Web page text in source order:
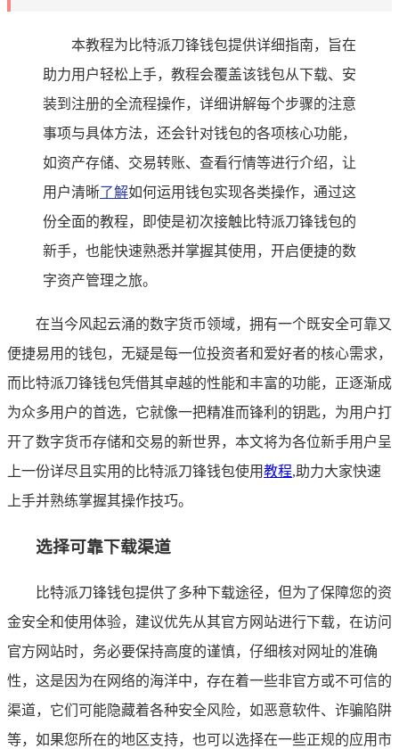
本教程为比特派刀锋钱包提供详细指南，旨在
助力用户轻松上手，教程会覆盖该钱包从下载、安
装到注册的全流程操作，详细讲解每个步骤的注意
事项与具体方法，还会针对钱包的各项核心功能，
如资产存储、交易转账、查看行情等进行介绍，让
用户清晰了解如何运用钱包实现各类操作，通过这
份全面的教程，即使是初次接触比特派刀锋钱包的
新手，也能快速熟悉并掌握其使用，开启便捷的数
字资产管理之旅。
在当今风起云涌的数字货币领域，拥有一个既安全可靠又
便捷易用的钱包，无疑是每一位投资者和爱好者的核心需求，
而比特派刀锋钱包凭借其卓越的性能和丰富的功能，正逐渐成
为众多用户的首选，它就像一把精准而锋利的钥匙，为用户打
开了数字货币存储和交易的新世界，本文将为各位新手用户呈
上一份详尽且实用的比特派刀锋钱包使用教程,助力大家快速
上手并熟练掌握其操作技巧。
选择可靠下载渠道
比特派刀锋钱包提供了多种下载途径，但为了保障您的资
金安全和使用体验，建议优先从其官方网站进行下载，在访问
官方网站时，务必要保持高度的谨慎，仔细核对网址的准确
性，这是因为在网络的海洋中，存在着一些非官方或不可信的
渠道，它们可能隐藏着各种安全风险，如恶意软件、诈骗陷阱
等，如果您所在的地区支持，也可以选择在一些正规的应用市